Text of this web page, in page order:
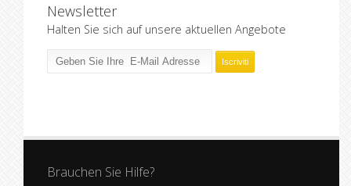
Newsletter
Halten Sie sich auf unsere aktuellen Angebote
Brauchen Sie Hilfe?